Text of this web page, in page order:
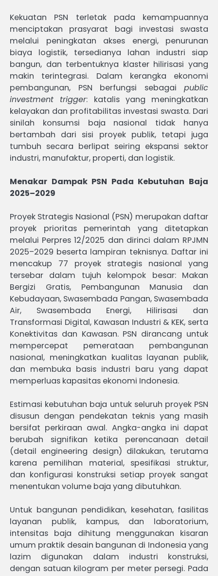
Kekuatan PSN terletak pada kemampuannya
menciptakan prasyarat bagi investasi swasta
melalui peningkatan akses energi, penurunan
biaya logistik, tersedianya lahan industri siap
bangun, dan terbentuknya klaster hilirisasi yang
makin terintegrasi. Dalam kerangka ekonomi
pembangunan, PSN berfungsi sebagai public
investment trigger: katalis yang meningkatkan
kelayakan dan profitabilitas investasi swasta. Dari
sinilah konsumsi baja nasional tidak hanya
bertambah dari sisi proyek publik, tetapi juga
tumbuh secara berlipat seiring ekspansi sektor
industri, manufaktur, properti, dan logistik.
Menakar Dampak PSN Pada Kebutuhan Baja
2025–2029
Proyek Strategis Nasional (PSN) merupakan daftar
proyek prioritas pemerintah yang ditetapkan
melalui Perpres 12/2025 dan dirinci dalam RPJMN
2025–2029 beserta lampiran teknisnya. Daftar ini
mencakup 77 proyek strategis nasional yang
tersebar dalam tujuh kelompok besar: Makan
Bergizi Gratis, Pembangunan Manusia dan
Kebudayaan, Swasembada Pangan, Swasembada
Air, Swasembada Energi, Hilirisasi dan
Transformasi Digital, Kawasan Industri & KEK, serta
Konektivitas dan Kawasan. PSN dirancang untuk
mempercepat pemerataan pembangunan
nasional, meningkatkan kualitas layanan publik,
dan membuka basis industri baru yang dapat
memperluas kapasitas ekonomi Indonesia.
Estimasi kebutuhan baja untuk seluruh proyek PSN
disusun dengan pendekatan teknis yang masih
bersifat perkiraan awal. Angka-angka ini dapat
berubah signifikan ketika perencanaan detail
(detail engineering design) dilakukan, terutama
karena pemilihan material, spesifikasi struktur,
dan konfigurasi konstruksi setiap proyek sangat
menentukan volume baja yang dibutuhkan.
Untuk bangunan pendidikan, kesehatan, fasilitas
layanan publik, kampus, dan laboratorium,
intensitas baja dihitung menggunakan kisaran
umum praktik desain bangunan di Indonesia yang
lazim digunakan dalam industri konstruksi,
dengan satuan kilogram per meter persegi. Pada